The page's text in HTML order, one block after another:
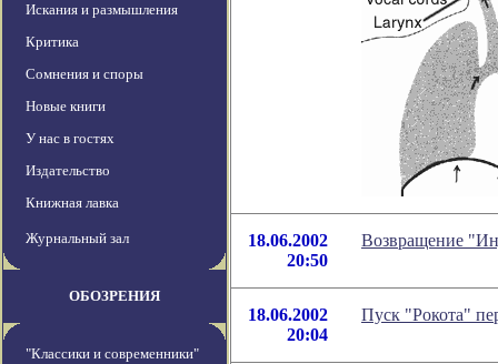
Искания и размышления
Критика
Сомнения и споры
Новые книги
У нас в гостях
Издательство
Книжная лавка
Журнальный зал
ОБОЗРЕНИЯ
"Классики и современники"
18.06.2002
20:50
Возвращение
18.06.2002
20:04
Пуск "Рокота"